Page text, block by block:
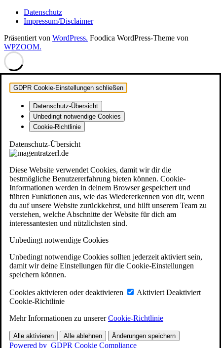
Datenschutz
Impressum/Disclaimer
Präsentiert von WordPress. Foodica WordPress-Theme von
WPZOOM.
GDPR Cookie-Einstellungen schließen
Datenschutz-Übersicht
Unbedingt notwendige Cookies
Cookie-Richtlinie
Datenschutz-Übersicht
Diese Website verwendet Cookies, damit wir dir die
bestmögliche Benutzererfahrung bieten können. Cookie-
Informationen werden in deinem Browser gespeichert und
führen Funktionen aus, wie das Wiedererkennen von dir, wenn
du auf unsere Website zurückkehrst, und hilft unserem Team zu
verstehen, welche Abschnitte der Website für dich am
interessantesten und nützlichsten sind.
Unbedingt notwendige Cookies
Unbedingt notwendige Cookies sollten jederzeit aktiviert sein,
damit wir deine Einstellungen für die Cookie-Einstellungen
speichern können.
Cookies aktivieren oder deaktivieren Aktiviert Deaktiviert
Cookie-Richtlinie
Mehr Informationen zu unsererCookie-Richtlinie
Alle aktivieren Alle ablehnen Änderungen speichern
Powered by GDPR Cookie Compliance